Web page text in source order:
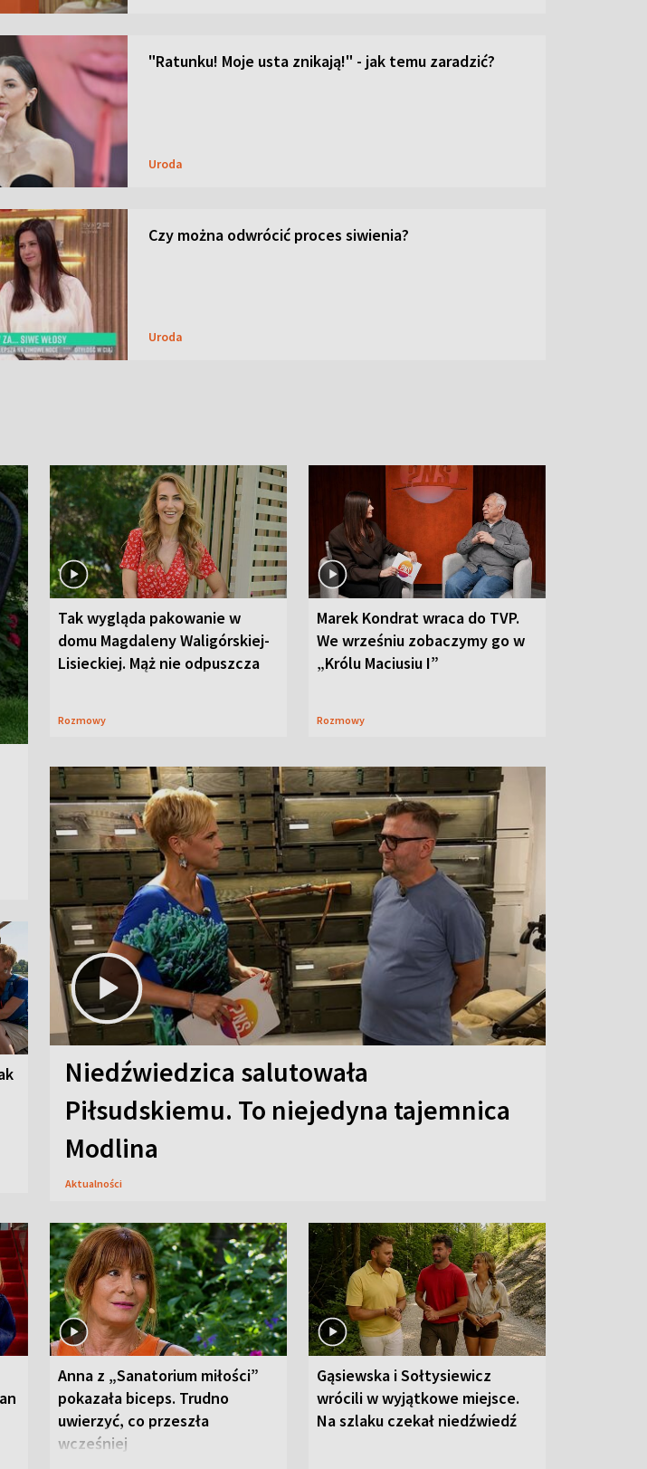
"Ratunku! Moje usta znikają!" - jak temu zaradzić?
Uroda
Czy można odwrócić proces siwienia?
Uroda
Tak wygląda pakowanie w
domu Magdaleny Waligórskiej-
Lisieckiej. Mąż nie odpuszcza
Rozmowy
Marek Kondrat wraca do TVP.
We wrześniu zobaczymy go w
„Królu Maciusiu I”
Rozmowy
Niedźwiedzica salutowała
Piłsudskiemu. To niejedyna tajemnica
Modlina
Aktualności
Anna z „Sanatorium miłości”
pokazała biceps. Trudno
uwierzyć, co przeszła
wcześniej
Gąsiewska i Sołtysiewicz
wrócili w wyjątkowe miejsce.
Na szlaku czekał niedźwiedź